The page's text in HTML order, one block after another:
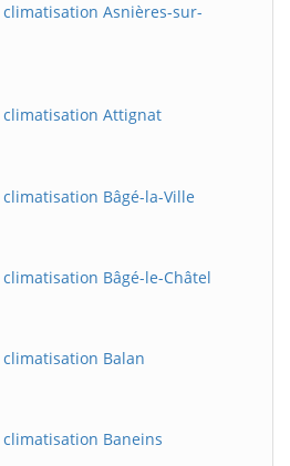
Asnières-sur-
Attignat
Bâgé-la-Ville
Bâgé-le-Châtel
Balan
Baneins